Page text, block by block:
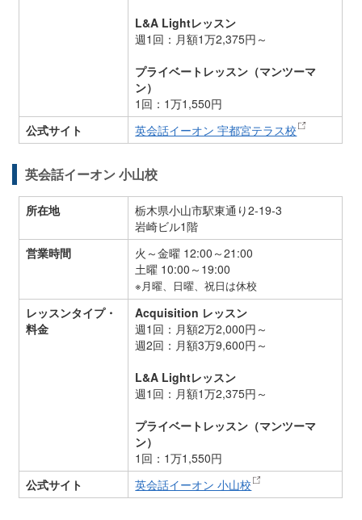
L&A Lightレッスン
週1回：月額1万2,375円～
プライベートレッスン（マンツーマ
ン）
1回：1万1,550円
公式サイト
英会話イーオン 宇都宮テラス校
英会話イーオン 小山校
所在地
栃木県小山市駅東通り2-19-3
岩崎ビル1階
営業時間
火～金曜 12:00～21:00
土曜 10:00～19:00
※月曜、日曜、祝日は休校
レッスンタイプ・
料金
Acquisition レッスン
週1回：月額2万2,000円～
週2回：月額3万9,600円～
L&A Lightレッスン
週1回：月額1万2,375円～
プライベートレッスン（マンツーマ
ン）
1回：1万1,550円
公式サイト
英会話イーオン 小山校